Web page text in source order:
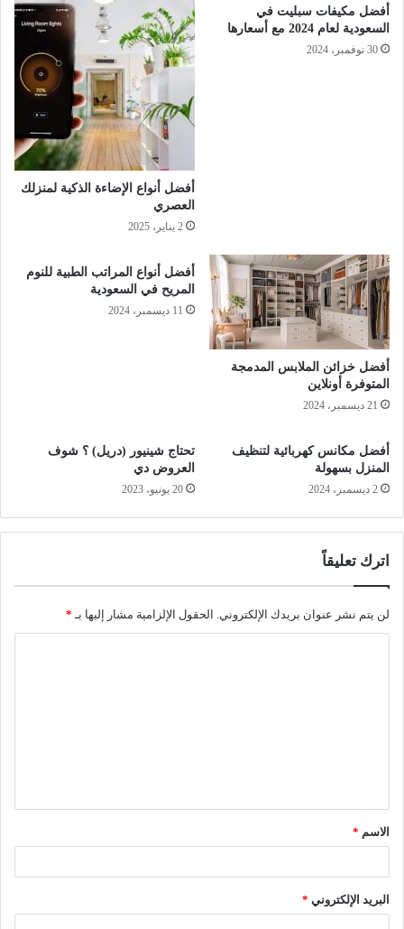
أفضل مكيفات سبليت في
السعودية لعام 2024 مع أسعارها
30 نوفمبر، 2024
أفضل أنواع الإضاءة الذكية لمنزلك
العصري
2 يناير، 2025
أفضل خزائن الملابس المدمجة
المتوفرة أونلاين
21 ديسمبر، 2024
أفضل أنواع المراتب الطبية للنوم
المريح في السعودية
11 ديسمبر، 2024
أفضل مكانس كهربائية لتنظيف
المنزل بسهولة
2 ديسمبر، 2024
تحتاج شينيور (دريل) ؟ شوف
العروض دي
20 يونيو، 2023
اترك تعليقاً
لن يتم نشر عنوان بريدك الإلكتروني. الحقول الإلزامية مشار إليها بـ *
ق
*الاسم *
البريد الإلكتروني *